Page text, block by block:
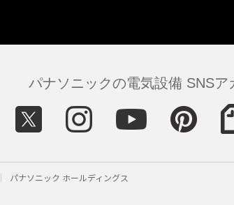
パナソニックの電気設備 SNSア
パナソニック ホールディングス